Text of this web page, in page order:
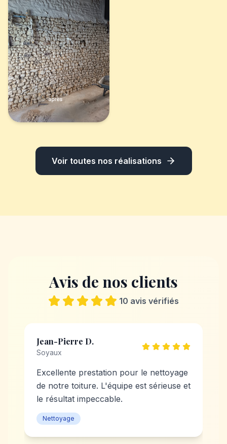
Voir toutes nos réalisations
Avis de nos clients
10 avis vérifiés
Jean-Pierre D.
Soyaux
Excellente prestation pour le nettoyage
de notre toiture. L'équipe est sérieuse et
le résultat impeccable.
Nettoyage